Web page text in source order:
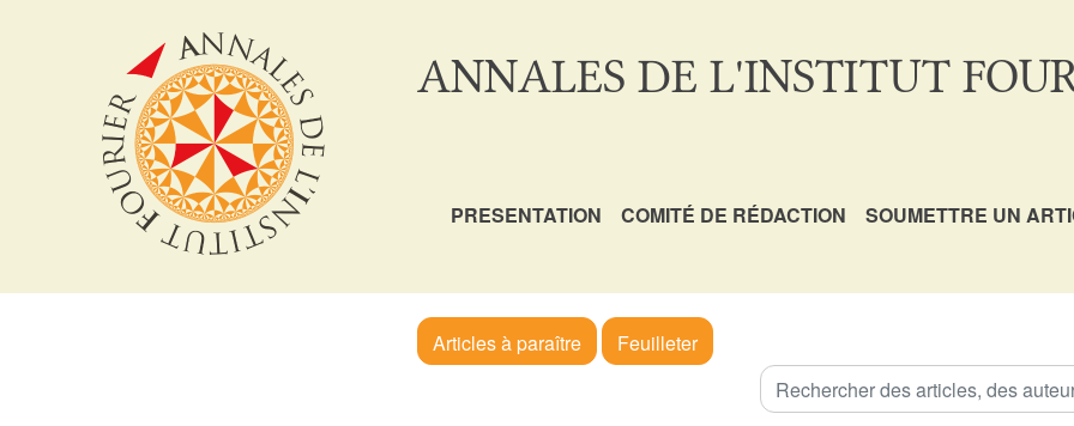
ANNALES DE L'INSTITUT
PRESENTATION COMITÉ DE RÉDACTION SOUMETTRE UN
Articles à paraître Feuilleter